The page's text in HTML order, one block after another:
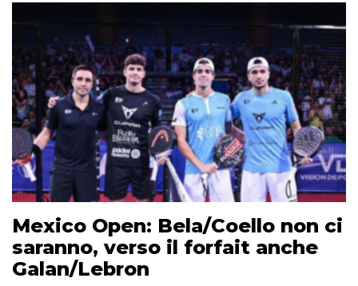
Mexico Open: Bela/Coello non ci
saranno, verso il forfait anche
Galan/Lebron